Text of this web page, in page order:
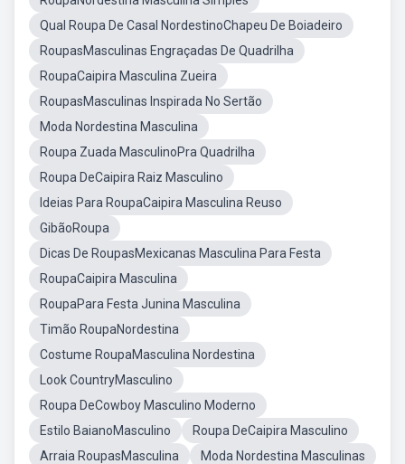
Qual Roupa De Casal NordestinoChapeu De Boiadeiro
RoupasMasculinas Engraçadas De Quadrilha
RoupaCaipira Masculina Zueira
RoupasMasculinas Inspirada No Sertão
Moda Nordestina Masculina
Roupa Zuada MasculinoPra Quadrilha
Roupa DeCaipira Raiz Masculino
Ideias Para RoupaCaipira Masculina Reuso
GibãoRoupa
Dicas De RoupasMexicanas Masculina Para Festa
RoupaCaipira Masculina
RoupaPara Festa Junina Masculina
Timão RoupaNordestina
Costume RoupaMasculina Nordestina
Look CountryMasculino
Roupa DeCowboy Masculino Moderno
Estilo BaianoMasculino
Roupa DeCaipira Masculino
Arraia RoupasMasculina
Moda Nordestina Masculinas